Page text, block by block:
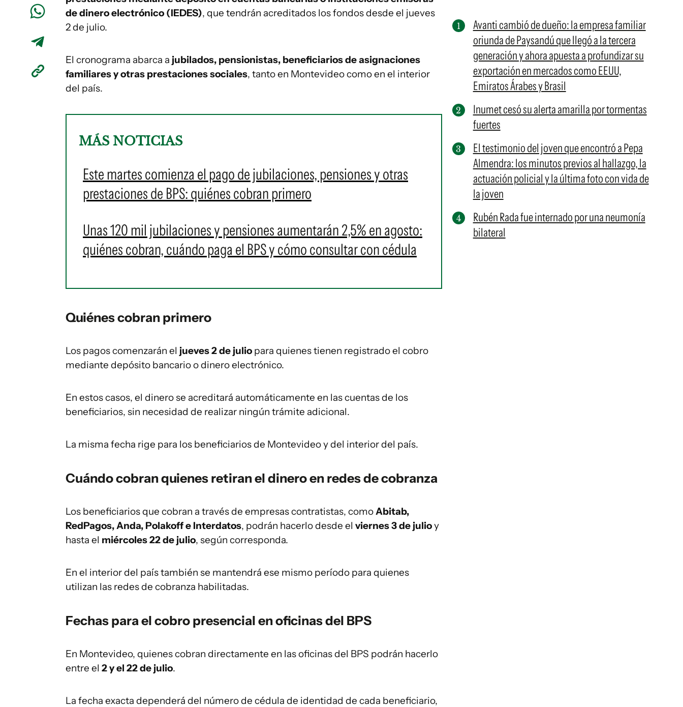
de dinero electrónico (IEDES), que tendrán acreditados los fondos desde el jueves
2 de julio.
El cronograma abarca a jubilados, pensionistas, beneficiarios de asignaciones
familiares y otras prestaciones sociales, tanto en Montevideo como en el interior
del país.
MÁS NOTICIAS
Este martes comienza el pago de jubilaciones, pensiones y otras
prestaciones de BPS: quiénes cobran primero
Unas 120 mil jubilaciones y pensiones aumentarán 2,5% en agosto:
quiénes cobran, cuándo paga el BPS y cómo consultar con cédula
Quiénes cobran primero
Los pagos comenzarán el jueves 2 de julio para quienes tienen registrado el cobro
mediante depósito bancario o dinero electrónico.
En estos casos, el dinero se acreditará automáticamente en las cuentas de los
beneficiarios, sin necesidad de realizar ningún trámite adicional.
La misma fecha rige para los beneficiarios de Montevideo y del interior del país.
Cuándo cobran quienes retiran el dinero en redes de cobranza
Los beneficiarios que cobran a través de empresas contratistas, comoAbitab,
RedPagos, Anda, Polakoff e Interdatos, podrán hacerlo desde el viernes 3 de julioy
hasta el miércoles 22 de julio, según corresponda.
En el interior del país también se mantendrá ese mismo período para quienes
utilizan las redes de cobranza habilitadas.
Fechas para el cobro presencial en oficinas del BPS
En Montevideo, quienes cobran directamente en las oficinas del BPS podrán hacerlo
entre el 2 y el 22 de julio.
La fecha exacta dependerá del número de cédula de identidad de cada beneficiario,
Avanti cambió de dueño: la empresa familiar
oriunda de Paysandú que llegó a la tercera
generación y ahora apuesta a profundizar su
exportación en mercados como EEUU,
Emiratos Árabes y Brasil
Inumet cesó su alerta amarilla por tormentas
fuertes
El testimonio del joven que encontró a Pepa
Almendra: los minutos previos al hallazgo, la
actuación policial y la última foto con vida de
la joven
Rubén Rada fue internado por una neumonía
bilateral